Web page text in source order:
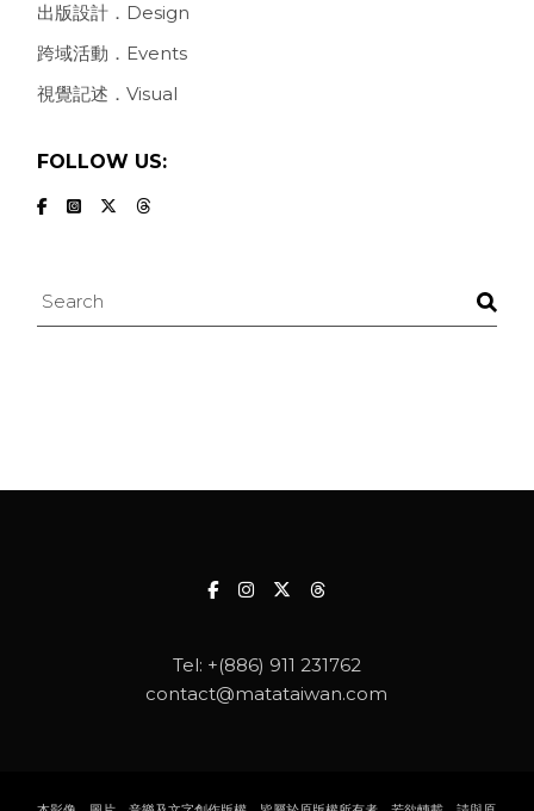
出版設計．Design
跨域活動．Events
視覺記述．Visual
FOLLOW US:
Search
Tel: +(886) 911 231762
contact@matataiwan.com